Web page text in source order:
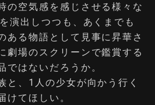
の空気感を感じさせる様々な
演出しつつも、あくまでも
ある物語として見事に昇華さ
劇場のスクリーンで鑑賞する
ではないだろうか。
と、1人の少女が向かう行く
けてほしい。